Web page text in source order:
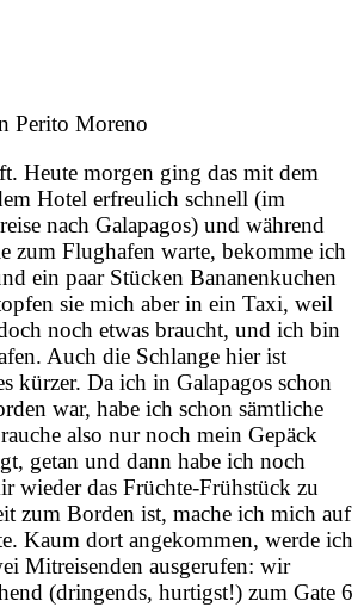
Perito Moreno
Heute morgen ging das mit dem
Hotel erfreulich schnell (im
nach Galapagos) und während
zum Flughafen warte, bekomme ich
ein paar Stücken Bananenkuchen
sie mich aber in ein Taxi, weil
noch etwas braucht, und ich bin
Auch die Schlange hier ist
kürzer. Da ich in Galapagos schon
war, habe ich schon sämtliche
also nur noch mein Gepäck
getan und dann habe ich noch
wieder das Früchte-Frühstück zu
zum Borden ist, mache ich mich auf
Kaum dort angekommen, werde ich
Mitreisenden ausgerufen: wir
(dringends, hurtigst!) zum Gate 6